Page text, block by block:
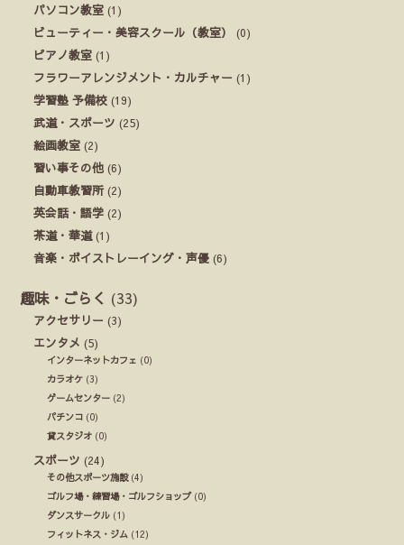
パソコン教室 (1)
ビューティー・美容スクール（教室）
(0)
ピアノ教室 (1)
フラワーアレンジメント・カルチャー (1)
学習塾 予備校 (19)
武道・スポーツ (25)
絵画教室 (2)
習い事その他 (6)
自動車教習所(2)
英会話・語学 (2)
茶道・華道(1)
音楽・ボイストレーイング・声優 (6)
趣味・ごらく (33)
アクセサリー (3)
エンタメ (5)
インターネットカフェ (0)
カラオケ (3)
ゲームセンター (2)
パチンコ (0)
貸スタジオ (0)
スポーツ (24)
その他スポーツ施設(4)
ゴルフ場・練習場・ゴルフショップ(0)
ダンスサークル (1)
フィットネス・ジム (12)